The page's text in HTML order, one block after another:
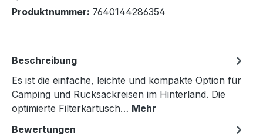
Produktnummer: 7640144286354
Beschreibung
Es ist die einfache, leichte und kompakte Option für
Camping und Rucksackreisen im Hinterland. Die
optimierte Filterkartusch… Mehr
Bewertungen